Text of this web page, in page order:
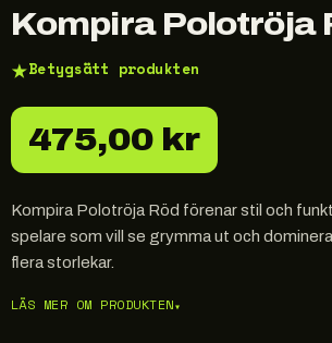
Kompira Polotröja
★Betygsätt produkten
475,00 kr
Kompira Polotröja Röd förenar stil och
spelare som vill se grymma ut och
flera storlekar.
LÄS MER OM PRODUKTEN▾